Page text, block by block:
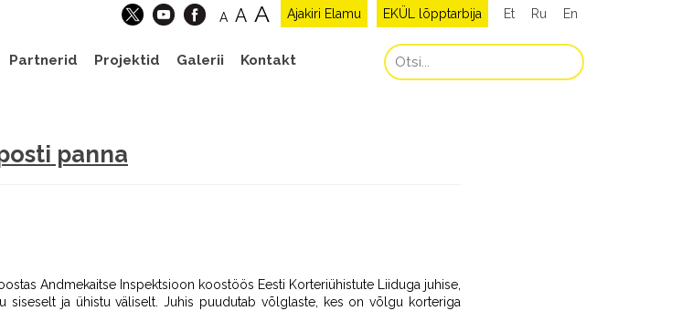
Et Ru En
EKÜL lõpptarbija
Ajakiri Elamu
A A A
Partnerid Projektid Galerii Kontakt
panna
Andmekaitse Inspektsioon koostöös Eesti Korteriühistute Liiduga juhise,
siseselt ja ühistu väliselt. Juhis puudutab võlglaste, kes on võlgu korteriga